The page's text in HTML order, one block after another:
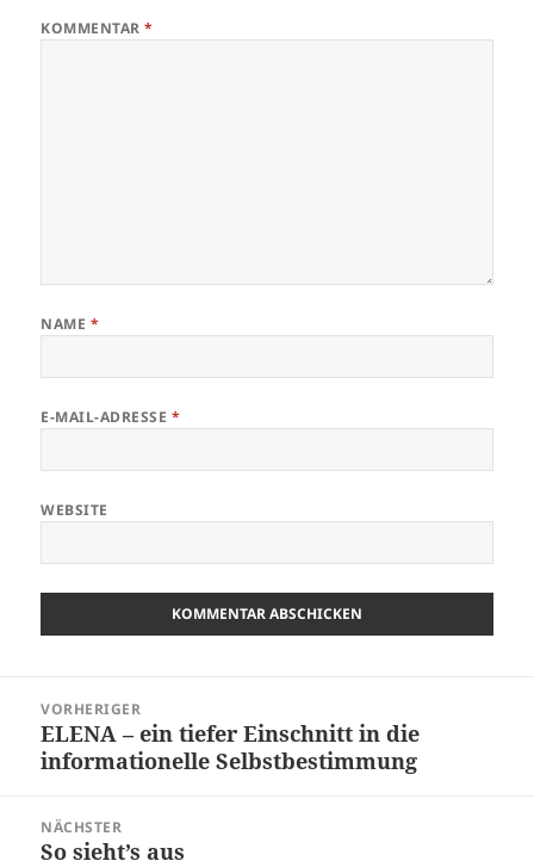
KOMMENTAR*
NAME *
E-MAIL-ADRESSE *
WEBSITE
VORHERIGER
Vorheriger
Beitrag:
ELENA – ein tiefer Einschnitt in die
informationelle Selbstbestimmung
NÄCHSTER
Nächster
So sieht’s aus